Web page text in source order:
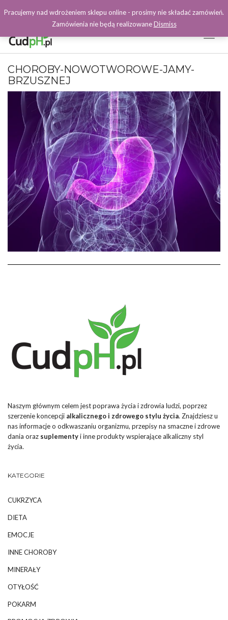
Facebook
CHOROBY-NOWOTWOROWE-JAMY-
BRZUSZNEJ
Naszym głównym celem jest poprawa życia i zdrowia ludzi, poprzez
szerzenie koncepcji alkalicznego i zdrowego stylu życia. Znajdziesz u
nas informacje o odkwaszaniu organizmu, przepisy na smaczne i zdrowe
dania oraz suplementyi inne produkty wspierające alkaliczny styl
życia.
KATEGORIE
CUKRZYCA
DIETA
EMOCJE
INNE CHOROBY
MINERAŁY
OTYŁOŚĆ
POKARM
Pracujemy nad wdrożeniem sklepu online - prosimy nie składać zamówień.
Zamówienia nie będą realizowaneDismiss